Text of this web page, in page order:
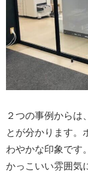
２つの事例からは
とが分かります。
わやかな印象です
かっこいい雰囲気